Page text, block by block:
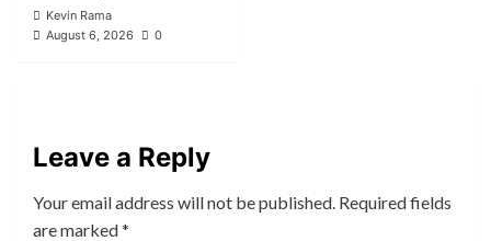
Kevin Rama
August 6, 2026
0
Leave a Reply
Your email address will not be published. Required fields
are marked*